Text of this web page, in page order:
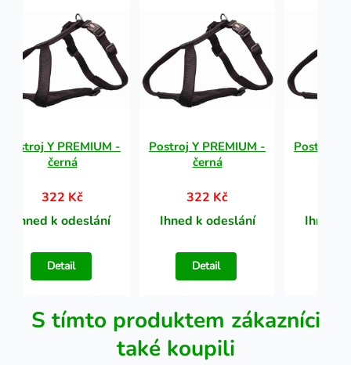
Postroj Y PREMIUM -
černá
322 Kč
Ihned k odeslání
Detail
Postroj Y PREMIUM -
černá
322 Kč
Ihned k odeslání
Detail
Postroj Y
Ihned
S tímto produktem zákazníci
také koupili